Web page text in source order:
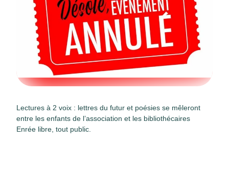
Lectures à 2 voix : lettres du futur et poésies se mêleront
entre les enfants de l’association et les bibliothécaires
Enrée libre, tout public.